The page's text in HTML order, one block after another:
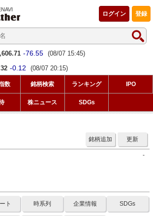
登録
ログイン
-76.55 (08/07 15:45)
-0.12 (08/07 20:15)
数 銘柄検索 ランキング IPO
株ニュース SDGs
更新
銘柄追加
-
ト 時系列 企業情報 SDGs